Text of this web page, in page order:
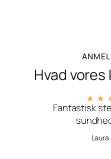
Hvad
★ ★
Fantastisk
Laura